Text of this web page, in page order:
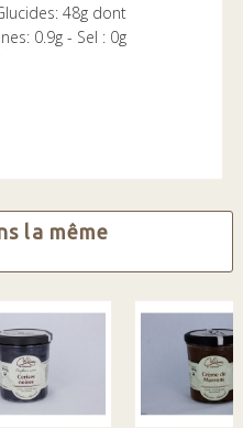
48g dont
0.9g - Sel : 0g
la même